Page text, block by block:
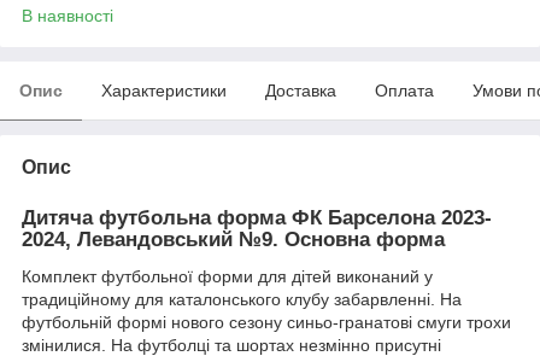
В наявності
Опис Характеристики Доставка Оплата Умови
Опис
Дитяча футбольна форма ФК Барселона 2023-
2024, Левандовський №9. Основна форма
Комплект футбольної форми для дітей виконаний у
традиційному для каталонського клубу забарвленні. На
футбольній формі нового сезону синьо-гранатові смуги трохи
змінилися.
На футболці та шортах незмінно присутні